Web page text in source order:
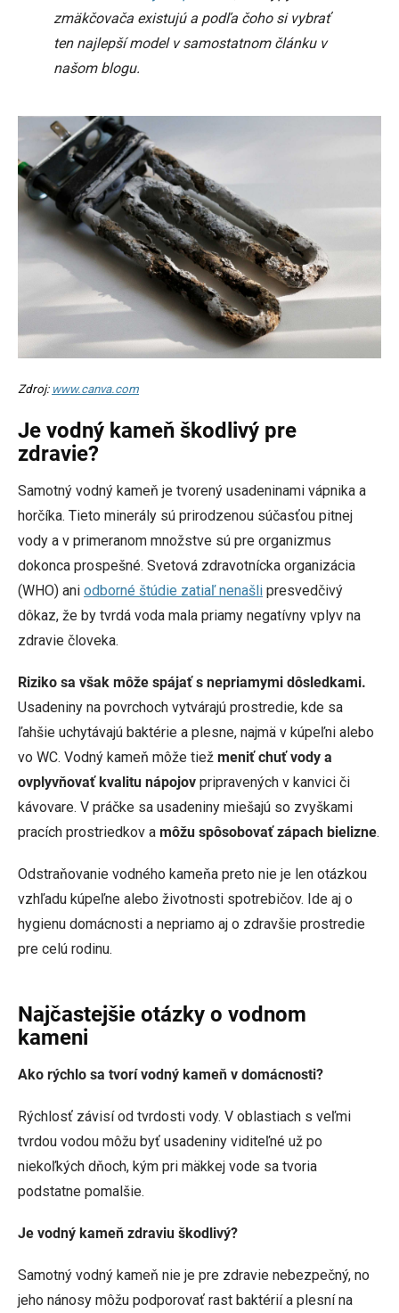
zmäkčovača existujú a podľa čoho si vybrať
ten najlepší model v samostatnom článku v
našom blogu.
Zdroj: www.canva.com
Je vodný kameň škodlivý pre
zdravie?
Samotný vodný kameň je tvorený usadeninami vápnika a
horčíka. Tieto minerály sú prirodzenou súčasťou pitnej
vody a v primeranom množstve sú pre organizmus
dokonca prospešné. Svetová zdravotnícka organizácia
(WHO) ani odborné štúdie zatiaľ nenašli presvedčivý
dôkaz, že by tvrdá voda mala priamy negatívny vplyv na
zdravie človeka.
Riziko sa však môže spájať s nepriamymi dôsledkami.
Usadeniny na povrchoch vytvárajú prostredie, kde sa
ľahšie uchytávajú baktérie a plesne, najmä v kúpeľni alebo
vo WC. Vodný kameň môže tiež meniť chuť vody a
ovplyvňovať kvalitu nápojov pripravených v kanvici či
kávovare. V práčke sa usadeniny miešajú so zvyškami
pracích prostriedkov a môžu spôsobovať zápach bielizne.
Odstraňovanie vodného kameňa preto nie je len otázkou
vzhľadu kúpeľne alebo životnosti spotrebičov. Ide aj o
hygienu domácnosti a nepriamo aj o zdravšie prostredie
pre celú rodinu.
Najčastejšie otázky o vodnom
kameni
Ako rýchlo sa tvorí vodný kameň v domácnosti?
Rýchlosť závisí od tvrdosti vody. V oblastiach s veľmi
tvrdou vodou môžu byť usadeniny viditeľné už po
niekoľkých dňoch, kým pri mäkkej vode sa tvoria
podstatne pomalšie.
Je vodný kameň zdraviu škodlivý?
Samotný vodný kameň nie je pre zdravie nebezpečný, no
jeho nánosy môžu podporovať rast baktérií a plesní na